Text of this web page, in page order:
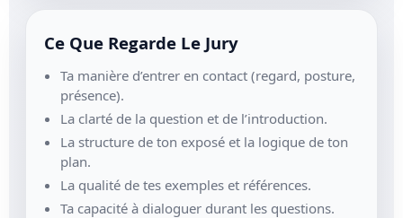
Ce Que Regarde Le Jury
Ta manière d’entrer en contact (regard, posture,
présence).
La clarté de la question et de l’introduction.
La structure de ton exposé et la logique de ton
plan.
La qualité de tes exemples et références.
Ta capacité à dialoguer durant les questions.